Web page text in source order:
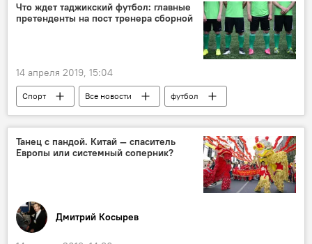
Что ждет таджикский футбол: главные
претенденты на пост тренера сборной
14 апреля 2019, 15:04
Спорт Все новости
футбол
тренер
Таджикистан: свежие новости спорта
Таджикистан
Танец с пандой. Китай — спаситель
Европы или системный соперник?
Дмитрий Косырев